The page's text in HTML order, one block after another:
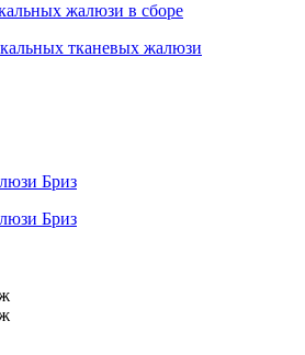
жалюзи в сборе
тканевых жалюзи
Бриз
Бриз